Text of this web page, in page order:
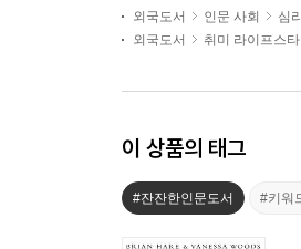
외국도서 인문 사회 심
외국도서
취미 라이프스타
이 상품의 태그
#잔잔한인문도서 #키워